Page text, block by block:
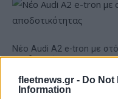
fleetnews.gr - Do Not
Information
Νέο Audi A2 e-tron με
αποδοτικότητας